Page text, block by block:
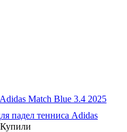
Match Blue 3.4 2025
падел тенниса Adidas
Купили